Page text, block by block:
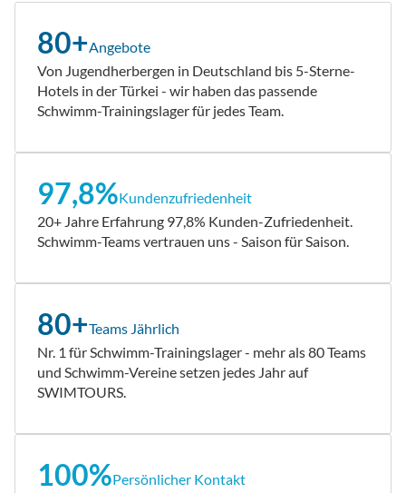
80+Angebote
Von Jugendherbergen in Deutschland bis 5-Sterne-
Hotels in der Türkei - wir haben das passende
Schwimm-Trainingslager für jedes Team.
97,8%Kundenzufriedenheit
20+ Jahre Erfahrung 97,8% Kunden-Zufriedenheit.
Schwimm-Teams vertrauen uns - Saison für Saison.
80+Teams Jährlich
Nr. 1 für Schwimm-Trainingslager - mehr als 80 Teams
und Schwimm-Vereine setzen jedes Jahr auf
SWIMTOURS.
100%Persönlicher Kontakt